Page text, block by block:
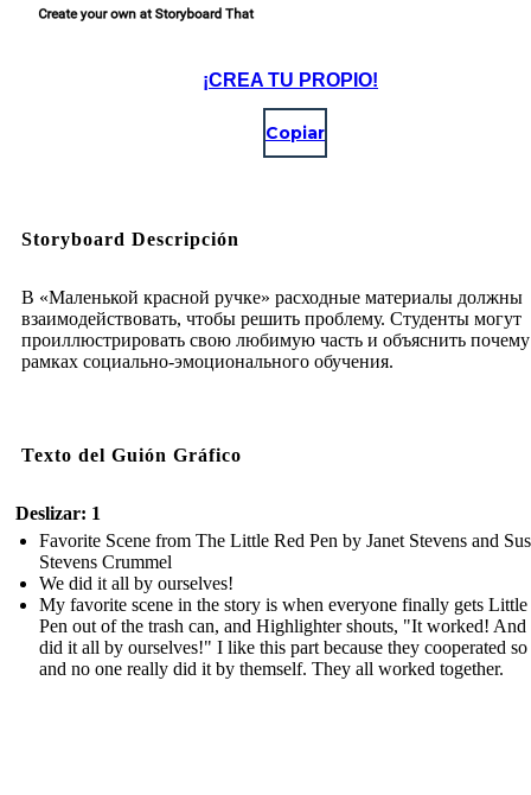
¡CREA TU PROPIO!
Copiar
Storyboard Descripción
В «Маленькой красной ручке» расходные материалы должны
взаимодействовать, чтобы решить проблему. Студенты могут
проиллюстрировать свою любимую часть и объяснить
рамках социально-эмоционального обучения.
Texto del Guión Gráfico
Deslizar: 1
Favorite Scene from The Little Red Pen by Janet Stevens and
Stevens Crummel
We did it all by ourselves!
My favorite scene in the story is when everyone finally gets Little
Pen out of the trash can, and Highlighter shouts, "It worked! And
did it all by ourselves!" I like this part because they cooperated
and no one really did it by themself. They all worked together.